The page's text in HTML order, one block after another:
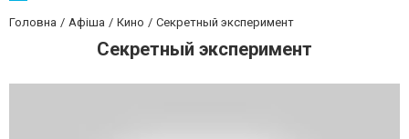
Головна Афіша Кино Секретный эксперимент
Секретный эксперимент